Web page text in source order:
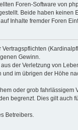
Foren-Software von
Beide haben keinen
Inhalte fremder Foren
Gewinn.
der Verletzung von
im übrigen der Höhe
oder grob fahrlässigem
begrenzt. Dies gilt auch
Betreibers.